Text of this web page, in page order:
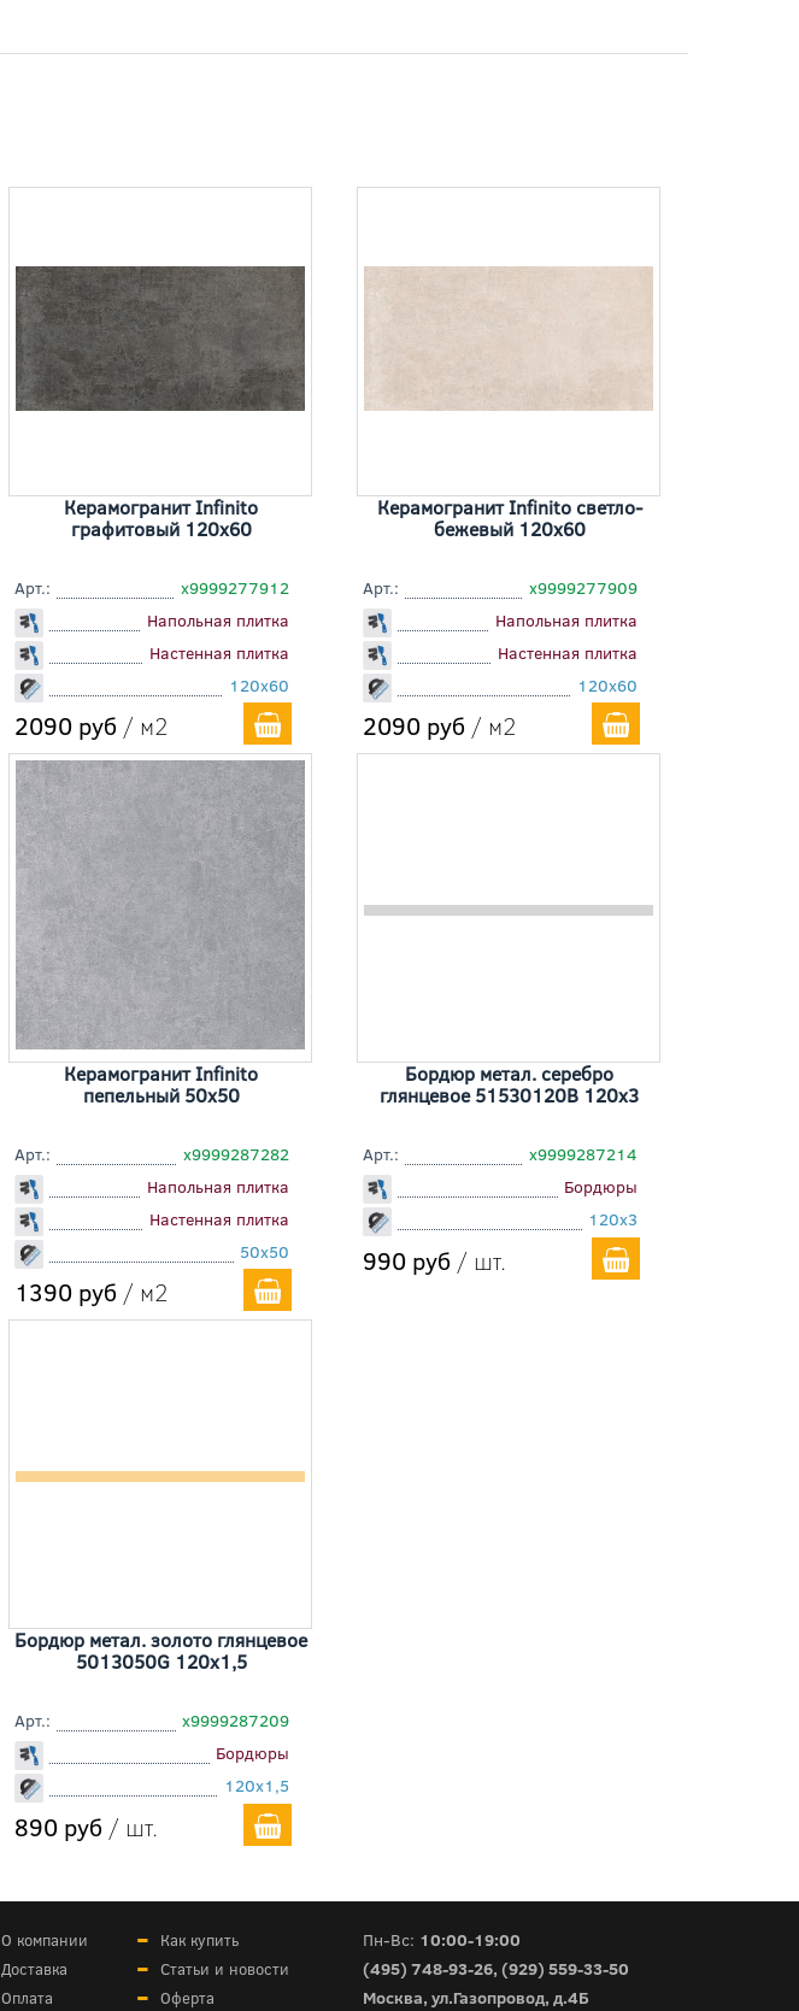
Керамогранит Infinito
графитовый 120x60
Арт.:
х9999277912
Напольная плитка
Настенная плитка
120x60
2090 руб / м2
Керамогранит Infinito светло-
бежевый 120x60
Арт.:
х9999277909
Напольная плитка
Настенная плитка
120x60
2090 руб / м2
Керамогранит Infinito
пепельный 50x50
Арт.:
х9999287282
Напольная плитка
Настенная плитка
50x50
1390 руб / м2
Бордюр метал. серебро
глянцевое 51530120B 120x3
Арт.:
х9999287214
Бордюры
120x3
990 руб / шт.
Бордюр метал. золото глянцевое
5013050G 120x1,5
Арт.:
х9999287209
Бордюры
120x1,5
890 руб / шт.
О компании
Как купить
Доставка
Статьи и новости
Оплата
Оферта
Пн-Вс: 10:00-19:00
(495) 748-93-26, (929) 559-33-50
Москва, ул.Газопровод, д.4Б